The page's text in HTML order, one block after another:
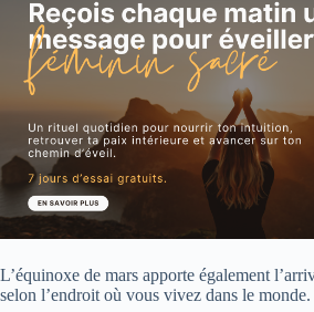
L’équinoxe de mars apporte également
selon l’endroit où vous vivez dans le monde.